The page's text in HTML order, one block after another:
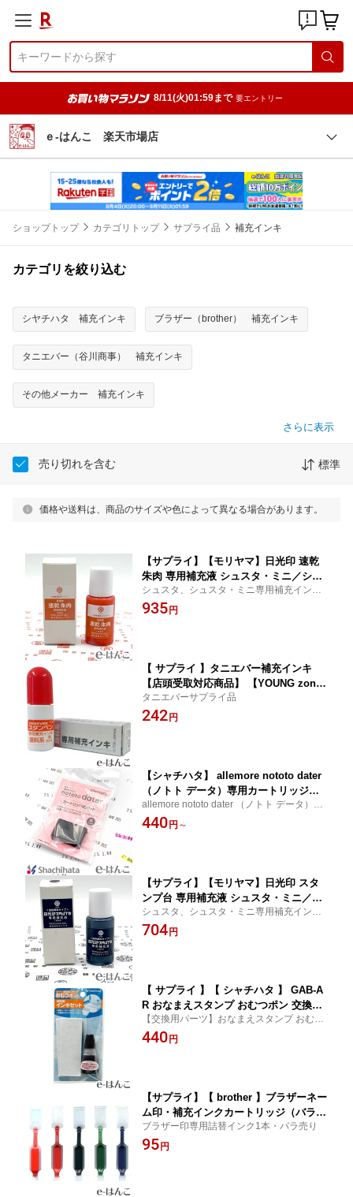
8/11(火)01:59まで 要エントリー
ｅ-はんこ 楽天市場店
ショップトップ カテゴリトップ サプライ品 補充インキ
カテゴリを絞り込む
シヤチハタ 補充インキ ブラザー（brother） 補充インキ
タニエバー（谷川商事） 補充インキ
その他メーカー 補充インキ
さらに表示
売り切れを含む 標準
価格や送料は、商品のサイズや色によって異なる場合があります。
【サプライ】【モリヤマ】日光印 速乾
朱肉 専用補充液 シュスタ・ミニ／シュ
スタ／日光印クリア／ポンペタ／速乾ス
クエア用【YOUNG zone】【HLS_DU】
シュスタ、シュスタ・ミニ専用補充インキ
です。
935円
【 サプライ 】タニエバー補充インキ
【店頭受取対応商品】 【YOUNG zon
e】 【HLS_DU】 ／ 紛失 破損 汚損 リ
フレッシュ 交換 パーツ単体 単体販売
タニエバーサプライ品
242円
【シャチハタ】 allemore nototo dater
（ノトト データ）専用カートリッジ式
パッド（PEL-DRC） アレモア 西暦日付
欧文日付 ノート スケジュール ライフロ
allemore nototo dater （ノトト データ）
（PEL-DC1/H、PEL-DC2/H）専用、交換用
カートリッジ式パッドです。印影が薄くな
440円 ～
【サプライ】【モリヤマ】日光印 スタ
ンプ台 専用補充液 シュスタ・ミニ／シ
ュスタ／日光印クリア用【YOUNG zon
e】【HLS_DU】
シュスタ、シュスタ・ミニ専用補充インキ
です。
704円
【 サプライ 】【 シャチハタ 】 GAB-A
R おなまえスタンプ おむつポン 交換用
インキセット インキ10ml＋スタンプパ
ッド2枚 【YOUNG zone】【HLS_DU】
【交換用パーツ】おなまえスタンプ おむつ
ポン専用、交換用部品です。インキ、交換
用スタンプパッド2個がセットになっていま
440円
【サプライ】【 brother 】ブラザーネー
ム印・補充インクカートリッジ（バラ売
り） 【店頭受取対応商品】【YOUNG z
one】【HLS_DU】
ブラザー印専用詰替インク1本・バラ売り
95円